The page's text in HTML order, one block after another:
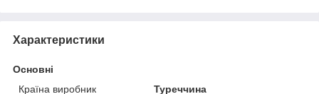
Характеристики
Основні
Країна виробник
Туреччина